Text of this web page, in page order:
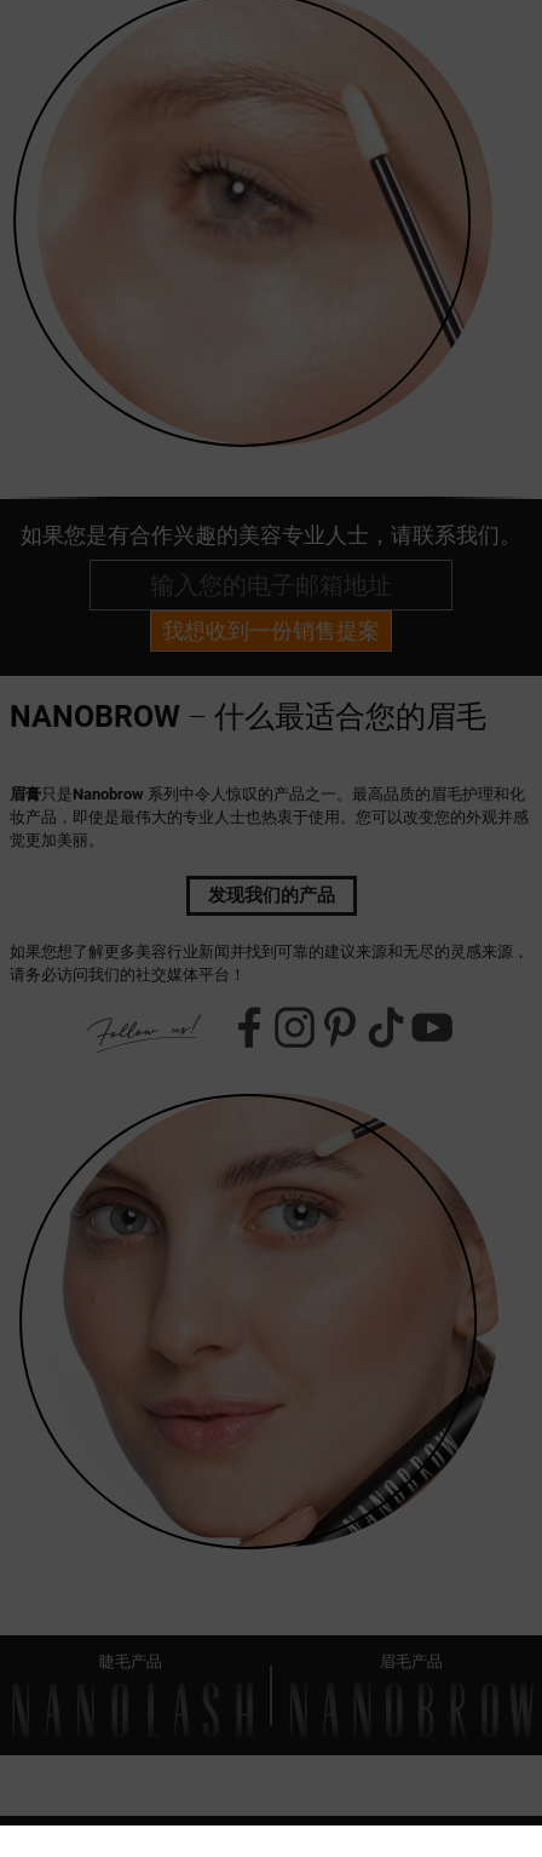
如果您是有合作兴趣的美容专业人士，请联系我们。
我想收到一份销售提案
NANOBROW– 什么最适合您的眉毛
眉膏只是Nanobrow 系列中令人惊叹的产品之一。最高品质的眉毛护理和化
妆产品，即使是最伟大的专业人士也热衷于使用。您可以改变您的外观并感
觉更加美丽。
发现我们的产品
如果您想了解更多美容行业新闻并找到可靠的建议来源和无尽的灵感来源，
请务必访问我们的社交媒体平台！
睫毛产品 眉毛产品